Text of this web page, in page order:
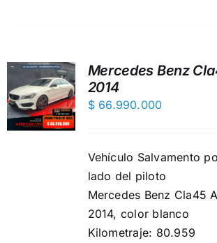
Mercedes Benz
2014
$66.990.000
Vehículo Salvamento
lado del piloto
Mercedes Benz Cla45
2014, color blanco
Kilometraje: 80.959